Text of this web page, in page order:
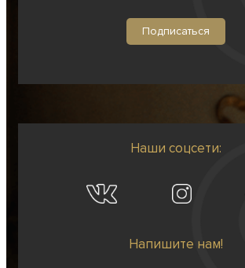
Наши соцсети:
Напишите нам!